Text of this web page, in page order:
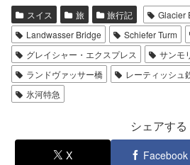
スイス 旅 旅行記
Glacier
Landwasser Bridge
Schiefer Turm
グレイシャー・エクスプレス
サンモ
ランドヴァッサー橋
レーティッシュ
氷河特急
シェアする
X Facebook